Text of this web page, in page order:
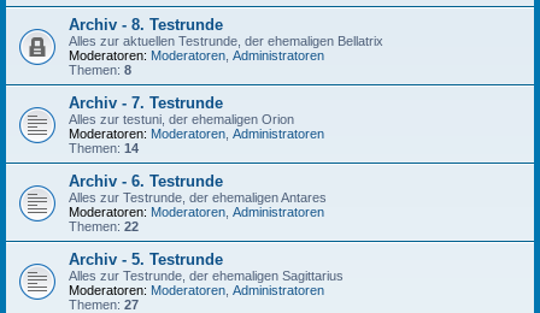
Archiv - 8. Testrunde
Alles zur aktuellen Testrunde, der ehemaligen Bellatrix
Moderatoren: Moderatoren Administratoren
Themen: 8
Archiv - 7. Testrunde
Alles zur testuni, der ehemaligen Orion
Moderatoren: Moderatoren Administratoren
Themen: 14
Archiv - 6. Testrunde
Alles zur Testrunde, der ehemaligen Antares
Moderatoren: Moderatoren Administratoren
Themen: 22
Archiv - 5. Testrunde
Alles zur Testrunde, der ehemaligen Sagittarius
Moderatoren: Moderatoren Administratoren
Themen: 27